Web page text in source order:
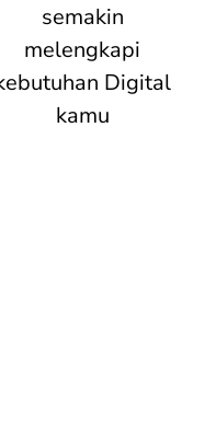
semakin
melengkapi
Digital
kamu